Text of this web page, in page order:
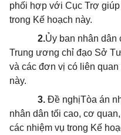
phối hợp với Cục Trợ
trong Kế hoạch này.
2.Ủy ban nhân dân
Trung ương chỉ đạo Sở
và các đơn vị có liên
này.
3. Đề nghịTòa án
nhân dân tối cao, cơ
các nhiệm vụ trong Kế